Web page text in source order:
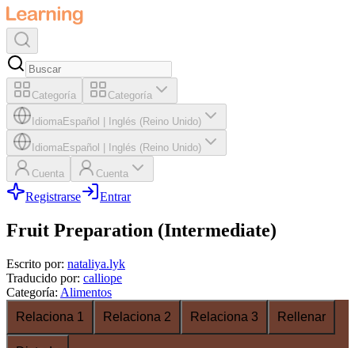
Categoría Categoría
IdiomaEspañol Inglés (Reino Unido)
IdiomaEspañol Inglés (Reino Unido)
Cuenta Cuenta
Registrarse Entrar
Fruit Preparation (Intermediate)
Escrito por: nataliya.lyk
Traducido por: calliope
Categoría: Alimentos
Relaciona 1
Relaciona 2 Relaciona 3 Rellenar